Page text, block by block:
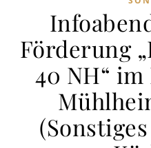
Förderung
40 NH“